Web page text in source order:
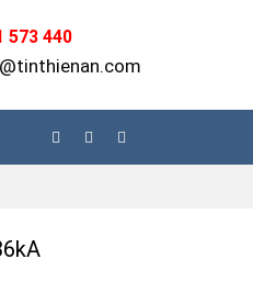
573 440